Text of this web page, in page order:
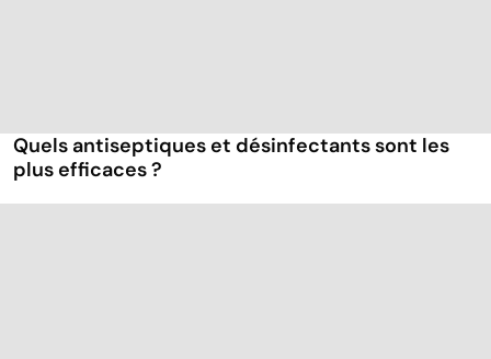
Quels antiseptiques et désinfectants sont les
plus efficaces ?